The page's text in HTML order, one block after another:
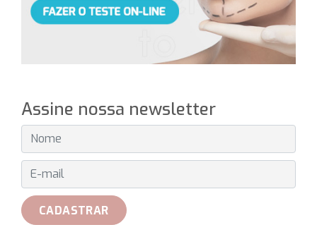
Assine nossa newsletter
E-MAIL
CADASTRAR